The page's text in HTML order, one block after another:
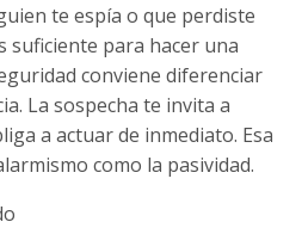
te espía o que perdiste
suficiente para hacer una
conviene diferenciar
La sospecha te invita a
a actuar de inmediato. Esa
como la pasividad.